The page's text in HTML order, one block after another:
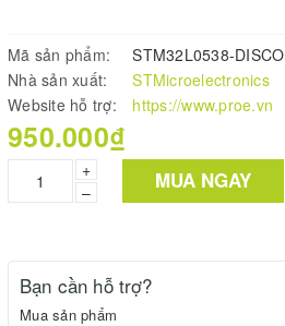
Mã sản phẩm:
STM32L0538-DISCO
Nhà sản xuất:
STMicroelectronics
Website hỗ trợ:
https://www.proe.vn
950.000₫
+
–
MUA NGAY
Bạn cần hỗ trợ?
Mua sản phẩm